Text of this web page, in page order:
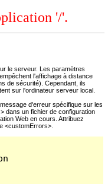
'/'.
le serveur. Les paramètres
l'affichage à distance
de sécurité). Cependant, ils
sur l'ordinateur serveur local.
d'erreur spécifique sur les
dans un fichier de configuration
Web en cours. Attribuez
<customErrors>.